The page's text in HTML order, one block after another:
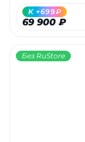
69 900 ₽
K +699₽
Без RuStore